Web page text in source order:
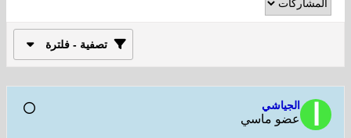
تصفية - فلترة
الجياشي
عضو ماسي